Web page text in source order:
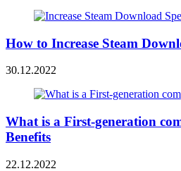
How to Increase Steam
30.12.2022
What is a First-generation
Benefits
22.12.2022